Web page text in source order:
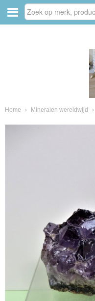
Home › Mineralen wereldwijd ›
van fossielen en